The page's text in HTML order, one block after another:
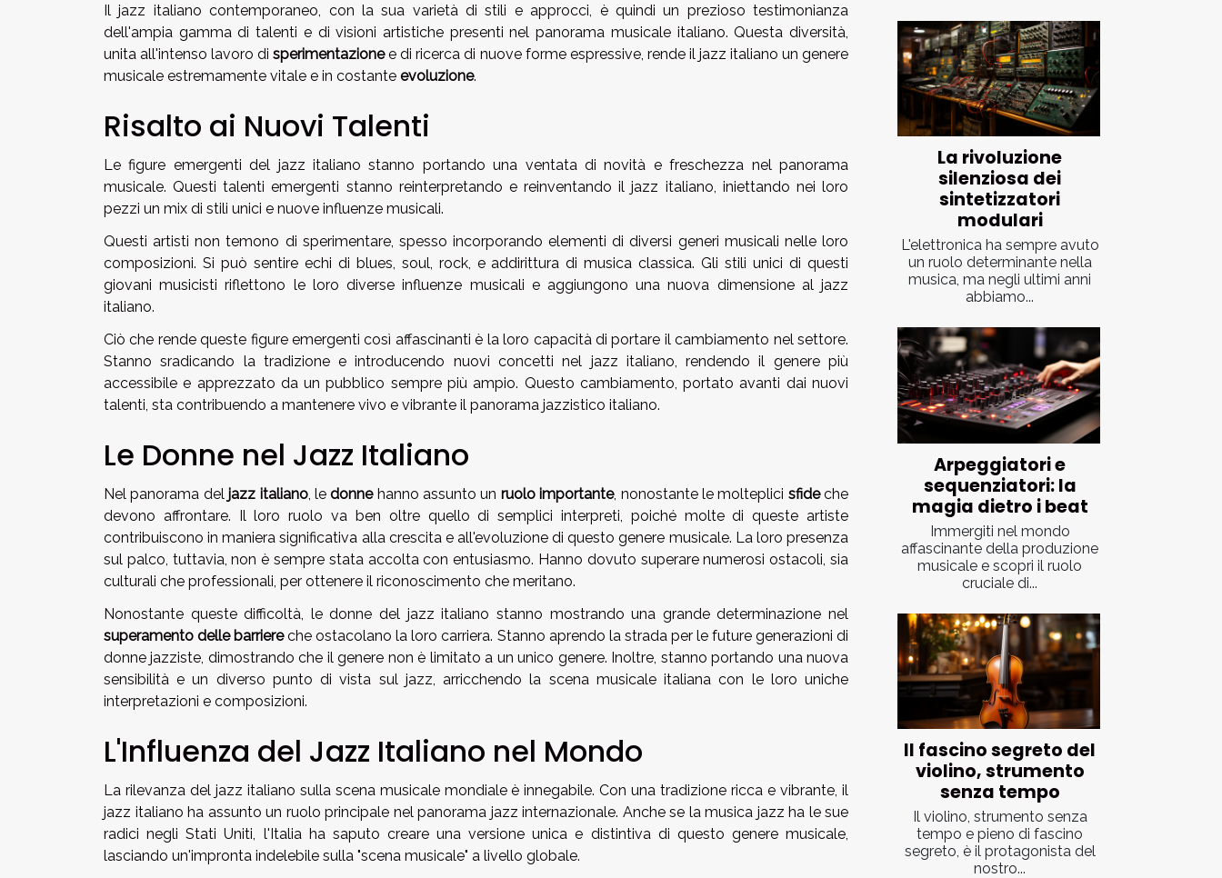
Il jazz italiano contemporaneo, con la sua varietà di stili e approcci, è quindi un prezioso testimonianza
dell'ampia gamma di talenti e di visioni artistiche presenti nel panorama musicale italiano. Questa diversità,
unita all'intenso lavoro disperimentazionee di ricerca di nuove forme espressive, rende il jazz italiano un genere
musicale estremamente vitale e in costante evoluzione.
Risalto ai Nuovi Talenti
Le figure emergenti del jazz italiano stanno portando una ventata di novità e freschezza nel panorama
musicale. Questi talenti emergenti stanno reinterpretando e reinventando il jazz italiano, iniettando nei loro
pezzi un mix di stili unici e nuove influenze musicali.
Questi artisti non temono di sperimentare, spesso incorporando elementi di diversi generi musicali nelle loro
composizioni. Si può sentire echi di blues, soul, rock, e addirittura di musica classica. Gli stili unici di questi
giovani musicisti riflettono le loro diverse influenze musicali e aggiungono una nuova dimensione al jazz
italiano.
Ciò che rende queste figure emergenti così affascinanti è la loro capacità di portare il cambiamento nel settore.
Stanno sradicando la tradizione e introducendo nuovi concetti nel jazz italiano, rendendo il genere più
accessibile e apprezzato da un pubblico sempre più ampio. Questo cambiamento, portato avanti dai nuovi
talenti, sta contribuendo a mantenere vivo e vibrante il panorama jazzistico italiano.
Le Donne nel Jazz Italiano
Nel panorama del jazz italiano, ledonnehanno assunto un ruolo importante, nonostante le molteplici sfideche
devono affrontare. Il loro ruolo va ben oltre quello di semplici interpreti, poiché molte di queste artiste
contribuiscono in maniera significativa alla crescita e all'evoluzione di questo genere musicale. La loro presenza
sul palco, tuttavia, non è sempre stata accolta con entusiasmo. Hanno dovuto superare numerosi ostacoli, sia
culturali che professionali, per ottenere il riconoscimento che meritano.
Nonostante queste difficoltà, le donne del jazz italiano stanno mostrando una grande determinazione nel
superamento delle barriereche ostacolano la loro carriera. Stanno aprendo la strada per le future generazioni di
donne jazziste, dimostrando che il genere non è limitato a un unico genere. Inoltre, stanno portando una nuova
sensibilità e un diverso punto di vista sul jazz, arricchendo la scena musicale italiana con le loro uniche
interpretazioni e composizioni.
L'Influenza del Jazz Italiano nel Mondo
La rilevanza del jazz italiano sulla scena musicale mondiale è innegabile. Con una tradizione ricca e vibrante, il
jazz italiano ha assunto un ruolo principale nel panorama jazz internazionale. Anche se la musica jazz ha le sue
radici negli Stati Uniti, l'Italia ha saputo creare una versione unica e distintiva di questo genere musicale,
lasciando un'impronta indelebile sulla "scena musicale" a livello globale.
La rivoluzione
silenziosa dei
sintetizzatori
modulari
L'elettronica ha sempre avuto
un ruolo determinante nella
musica, ma negli ultimi anni
abbiamo...
Arpeggiatori e
sequenziatori: la
magia dietro i beat
Immergiti nel mondo
affascinante della produzione
musicale e scopri il ruolo
cruciale di...
Il fascino segreto del
violino, strumento
senza tempo
Il violino, strumento senza
tempo e pieno di fascino
segreto, è il protagonista del
nostro...